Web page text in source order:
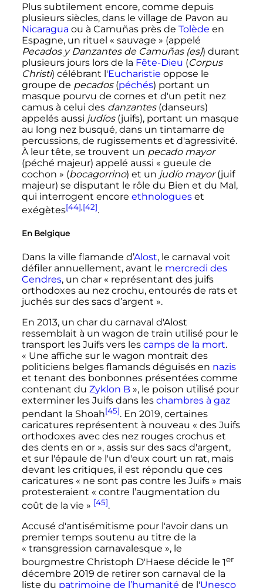
Plus subtilement encore, comme depuis
plusieurs siècles, dans le village de Pavon au
Nicaragua ou à Camuñas près de Tolède en
Espagne, un rituel « sauvage » (appelé
Pecados y Danzantes de Camuñas (es)) durant
plusieurs jours lors de la Fête-Dieu (Corpus
Christi) célébrant l'Eucharistie oppose le
groupe de pecados(péchés) portant un
masque pourvu de cornes et d'un petit nez
camus à celui des danzantes(danseurs)
appelés aussi judíos(juifs), portant un masque
au long nez busqué, dans un tintamarre de
percussions, de rugissements et d'agressivité.
À leur tête, se trouvent un pecado mayor
(péché majeur) appelé aussi « gueule de
cochon » (bocagorrino) et un judío mayor(juif
majeur) se disputant le rôle du Bien et du Mal,
qui interrogent encore ethnologueset
exégètes[44],[42].
En Belgique
Dans la ville flamande d’Alost, le carnaval voit
défiler annuellement, avant le mercredi des
Cendres, un char « représentant des juifs
orthodoxes au nez crochu, entourés de rats et
juchés sur des sacs d’argent ».
En 2013, un char du carnaval d'Alost
ressemblait à un wagon de train utilisé pour le
transport les Juifs vers les camps de la mort.
« Une affiche sur le wagon montrait des
politiciens belges flamands déguisés en nazis
et tenant des bonbonnes présentées comme
contenant du Zyklon B », le poison utilisé pour
exterminer les Juifs dans les chambres à gaz
pendant la Shoah[45]. En 2019, certaines
caricatures représentent à nouveau « des Juifs
orthodoxes avec des nez rouges crochus et
des dents en or », assis sur des sacs d'argent,
et sur l'épaule de l'un d'eux court un rat, mais
devant les critiques, il est répondu que ces
caricatures « ne sont pas contre les Juifs » mais
protesteraient « contre l’augmentation du
coût de la vie » [45].
Accusé d'antisémitisme pour l'avoir dans un
premier temps soutenu au titre de la
« transgression carnavalesque », le
bourgmestre Christoph D'Haese décide le 1er
décembre 2019 de retirer son carnaval de la
liste du patrimoine de l’humanité de l'Unesco